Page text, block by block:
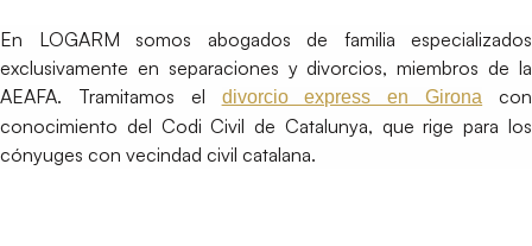
En LOGARM somos abogados de familia especializados
exclusivamente en separaciones y divorcios, miembros de la
AEAFA. Tramitamos el
divorcio express en Girona
con
conocimiento del Codi Civil de Catalunya, que rige para los
cónyuges con vecindad civil catalana.